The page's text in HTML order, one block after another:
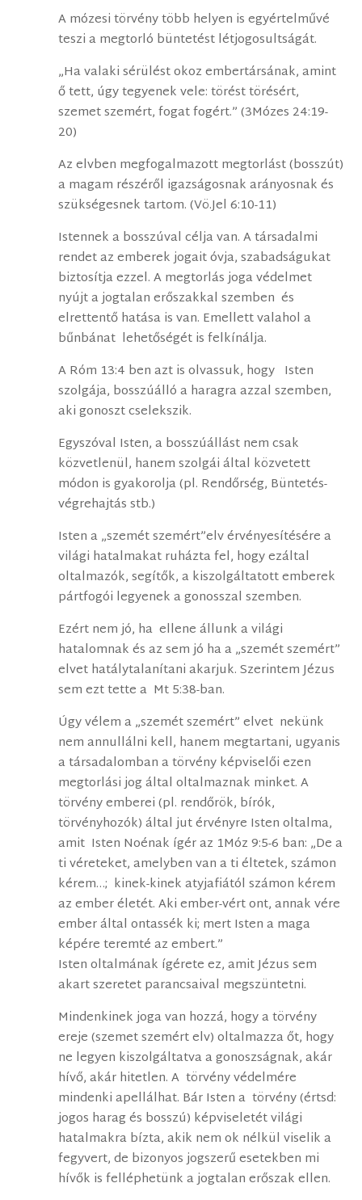
A mózesi törvény több helyen is egyértelművé
teszi a megtorló büntetést létjogosultságát.
„Ha valaki sérülést okoz embertársának, amint
ő tett, úgy tegyenek vele: törést törésért,
szemet szemért, fogat fogért.” (3Mózes 24:19-
20)
Az elvben megfogalmazott megtorlást (bosszút)
a magam részéről igazságosnak arányosnak és
szükségesnek tartom. (Vö.Jel 6:10-11)
Istennek a bosszúval célja van. A társadalmi
rendet az emberek jogait óvja, szabadságukat
biztosítja ezzel. A megtorlás joga védelmet
nyújt a jogtalan erőszakkal szemben és
elrettentő hatása is van. Emellett valahol a
bűnbánat lehetőségét is felkínálja.
A Róm 13:4 ben azt is olvassuk, hogy Isten
szolgája, bosszúálló a haragra azzal szemben,
aki gonoszt cselekszik.
Egyszóval Isten, a bosszúállást nem csak
közvetlenül, hanem szolgái által közvetett
módon is gyakorolja (pl. Rendőrség, Büntetés-
végrehajtás stb.)
Isten a „szemét szemért”elv érvényesítésére a
világi hatalmakat ruházta fel, hogy ezáltal
oltalmazók, segítők, a kiszolgáltatott emberek
pártfogói legyenek a gonosszal szemben.
Ezért nem jó, ha ellene állunk a világi
hatalomnak és az sem jó ha a „szemét szemért”
elvet hatálytalanítani akarjuk. Szerintem Jézus
sem ezt tette a Mt 5:38-ban.
Úgy vélem a „szemét szemért” elvet nekünk
nem annullálni kell, hanem megtartani, ugyanis
a társadalomban a törvény képviselői ezen
megtorlási jog által oltalmaznak minket. A
törvény emberei (pl. rendőrök, bírók,
törvényhozók) által jut érvényre Isten oltalma,
amit Isten Noénak ígér az 1Móz 9:5-6 ban: „De a
ti véreteket, amelyben van a ti éltetek, számon
kérem…; kinek-kinek atyjafiától számon kérem
az ember életét. Aki ember-vért ont, annak vére
ember által ontassék ki; mert Isten a maga
képére teremté az embert.”
Isten oltalmának ígérete ez, amit Jézus sem
akart szeretet parancsaival megszüntetni.
Mindenkinek joga van hozzá, hogy a törvény
ereje (szemet szemért elv) oltalmazza őt, hogy
ne legyen kiszolgáltatva a gonoszságnak, akár
hívő, akár hitetlen. A törvény védelmére
mindenki apellálhat. Bár Isten a törvény (értsd:
jogos harag és bosszú) képviseletét világi
hatalmakra bízta, akik nem ok nélkül viselik a
fegyvert, de bizonyos jogszerű esetekben mi
hívők is felléphetünk a jogtalan erőszak ellen.